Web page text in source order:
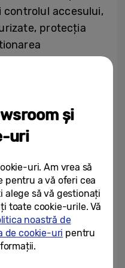
accesului,
protecția
cerințele de
Directivei
(RED) și
Cyber Resilience
certificarea TÜV
Samsung de
companiei de a
conectate.
și
uri
uri. Am vrea să
pentru a vă oferi cea
alege să vă gestionați
toate cookie-urile. Vă
noastră de
de cookie-uri pentru